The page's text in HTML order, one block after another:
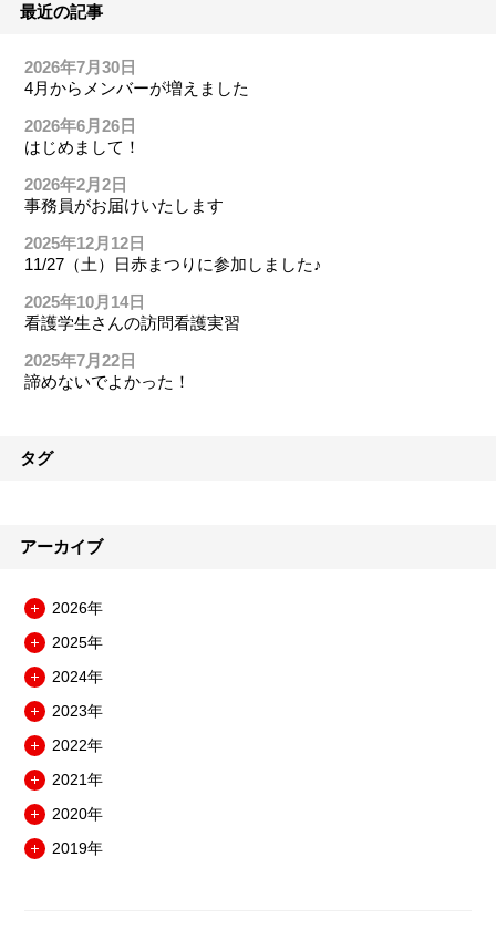
最近の記事
2026年7月30日
4月からメンバーが増えました
2026年6月26日
はじめまして！
2026年2月2日
事務員がお届けいたします
2025年12月12日
11/27（土）日赤まつりに参加しました♪
2025年10月14日
看護学生さんの訪問看護実習
2025年7月22日
諦めないでよかった！
タグ
アーカイブ
2026年
ニ
ュ
を
開
2025年
ニ
ュ
を
開
2024年
ニ
ュ
を
開
2023年
ニ
ュ
を
開
2022年
ニ
ュ
を
2021年
ニ
ュ
2020年
ニ 2019年